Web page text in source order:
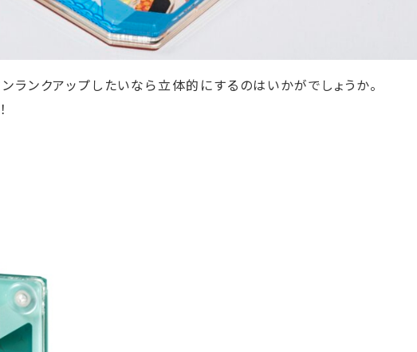
ランクアップしたいなら立体的にするのはいかがでしょうか。